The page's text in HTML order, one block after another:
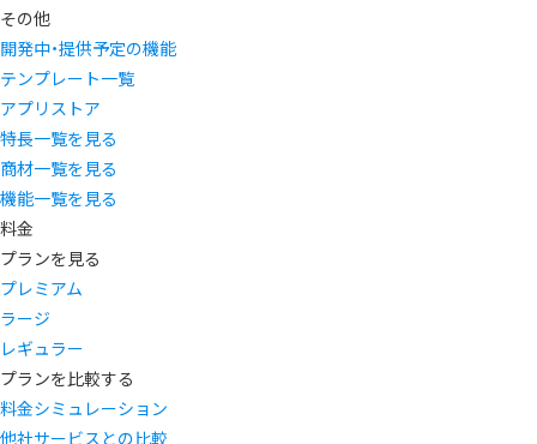
その他
開発中・提供予定の機能
テンプレート一覧
アプリストア
特長一覧を見る
商材一覧を見る
機能一覧を見る
料金
プランを見る
プレミアム
ラージ
レギュラー
プランを比較する
料金シミュレーション
他社サービスとの比較